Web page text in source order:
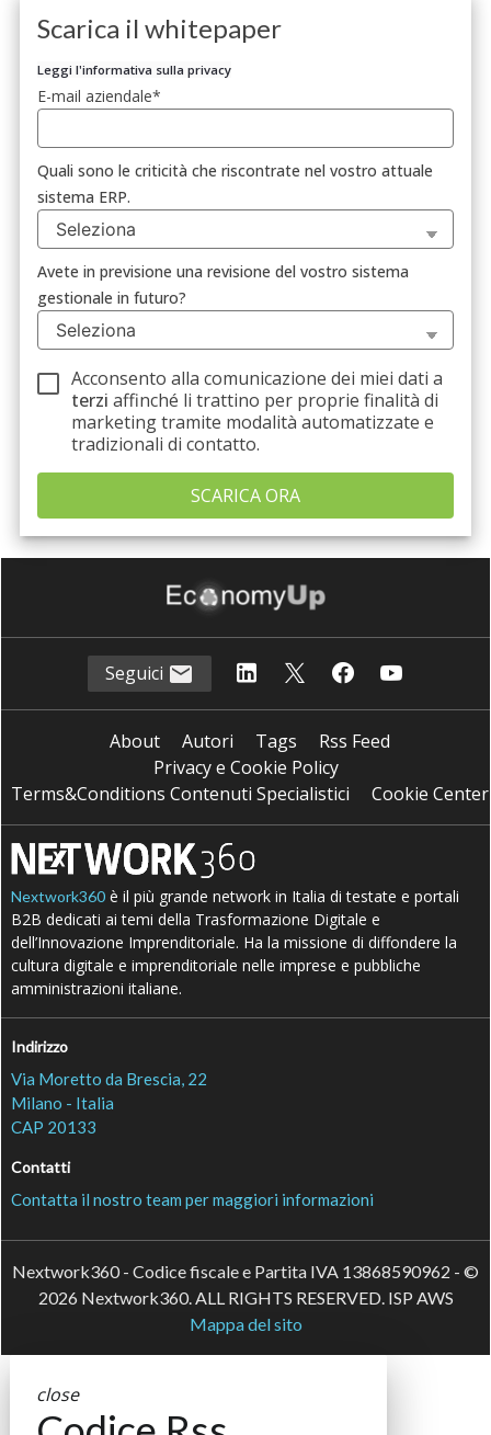
Scarica il whitepaper
Leggi l'informativa sulla privacy
E-mail aziendale*
Quali sono le criticità che riscontrate nel vostro attuale
sistema ERP.
Avete in previsione una revisione del vostro sistema
gestionale in futuro?
Acconsento alla comunicazione dei miei dati a
terzi affinché li trattino per proprie finalità di
marketing tramite modalità automatizzate e
tradizionali di contatto.
Seguici
About Autori Tags
Rss Feed
Privacy e Cookie Policy
Terms&Conditions Contenuti Specialistici
Cookie Center
Nextwork360 è il più grande network in Italia di testate e portali
B2B dedicati ai temi della Trasformazione Digitale e
dell’Innovazione Imprenditoriale. Ha la missione di diffondere la
cultura digitale e imprenditoriale nelle imprese e pubbliche
amministrazioni italiane.
Indirizzo
Via Moretto da Brescia, 22
Milano - Italia
CAP 20133
Contatti
Contatta il nostro team per maggiori informazioni
Nextwork360 - Codice fiscale e Partita IVA 13868590962 - ©
2026 Nextwork360. ALL RIGHTS RESERVED. ISP AWS
Mappa del sito
close